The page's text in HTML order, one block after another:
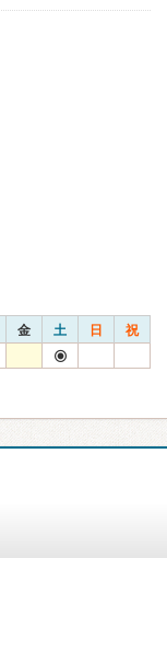
金 土 日 祝